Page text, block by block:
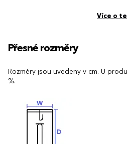
Více o
Přesné rozměry
Rozměry jsou uvedeny v cm. U
%.